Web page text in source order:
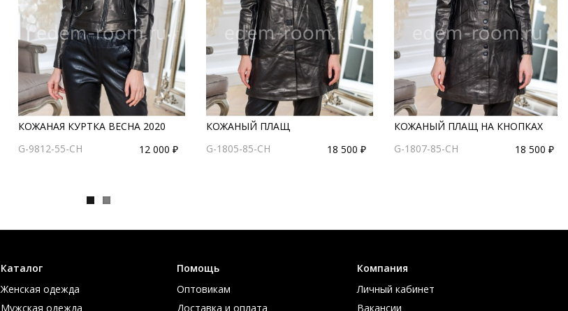
КОЖАНАЯ КУРТКА ВЕСНА 2020
G-9812-55-CH
12 000 ₽
КОЖАНЫЙ ПЛАЩ
G-1805-85-CH
18 500 ₽
КОЖАНЫЙ ПЛАЩ НА КНОПКАХ
G-1807-85-CH
18 500 ₽
Каталог
Женская одежда
Мужская одежда
Помощь
Оптовикам
Доставка и оплата
Компания
Личный кабинет
Вакансии